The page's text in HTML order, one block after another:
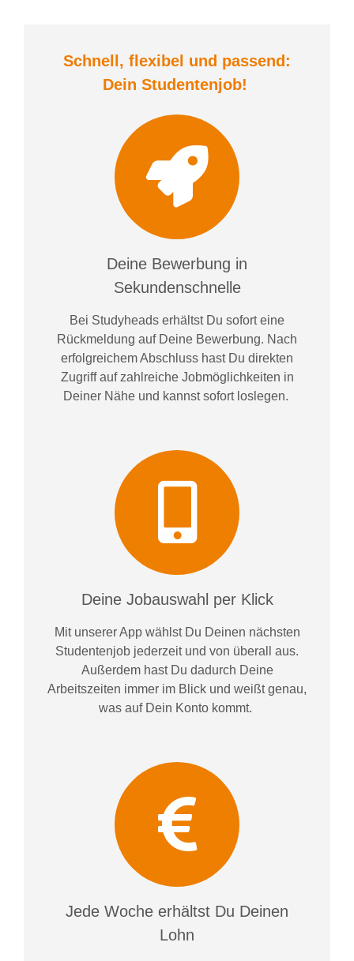
Schnell, flexibel und passend:
Dein Studentenjob!
Deine Bewerbung in
Sekundenschnelle
Bei Studyheads erhältst Du sofort eine
Rückmeldung auf Deine Bewerbung. Nach
erfolgreichem Abschluss hast Du direkten
Zugriff auf zahlreiche Jobmöglichkeiten in
Deiner Nähe und kannst sofort loslegen.
Deine Jobauswahl per Klick
Mit unserer App wählst Du Deinen nächsten
Studentenjob jederzeit und von überall aus.
Außerdem hast Du dadurch Deine
Arbeitszeiten immer im Blick und weißtgenau,
was auf Dein Konto kommt.
Jede Woche erhältst Du Deinen
Lohn